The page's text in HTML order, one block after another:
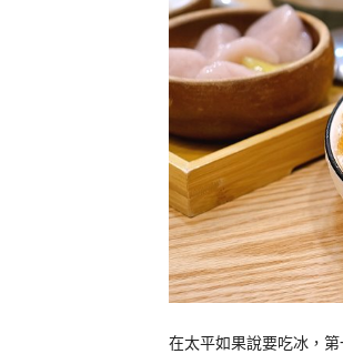
在太平如果說要吃冰，